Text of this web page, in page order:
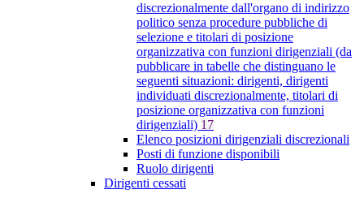
discrezionalmente dall'organo di indirizzo
politico senza procedure pubbliche di
selezione e titolari di posizione
organizzativa con funzioni dirigenziali (da
pubblicare in tabelle che distinguano le
seguenti situazioni: dirigenti, dirigenti
individuati discrezionalmente, titolari di
posizione organizzativa con funzioni
dirigenziali) 17
Elenco posizioni dirigenziali discrezionali
Posti di funzione disponibili
Ruolo dirigenti
Dirigenti cessati